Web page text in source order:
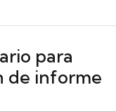
para
de informe